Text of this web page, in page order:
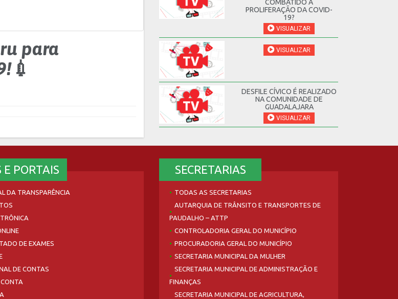
para
COMBATIDO A
PROLIFERAÇÃO DA COVID-
19?
VISUALIZAR
VISUALIZAR
DESFILE CÍVICO É REALIZADO
NA COMUNIDADE DE
GUADALAJARA
VISUALIZAR
E PORTAIS
DA TRANSPARÊNCIA
DE EXAMES
DE CONTAS
SECRETARIAS
TODAS AS SECRETARIAS
AUTARQUIA DE TRÂNSITO E TRANSPORTES DE
PAUDALHO – ATTP
CONTROLADORIA GERAL DO MUNICÍPIO
PROCURADORIA GERAL DO MUNICÍPIO
SECRETARIA MUNICIPAL DA MULHER
SECRETARIA MUNICIPAL DE ADMINISTRAÇÃO E
FINANÇAS
SECRETARIA MUNICIPAL DE AGRICULTURA,